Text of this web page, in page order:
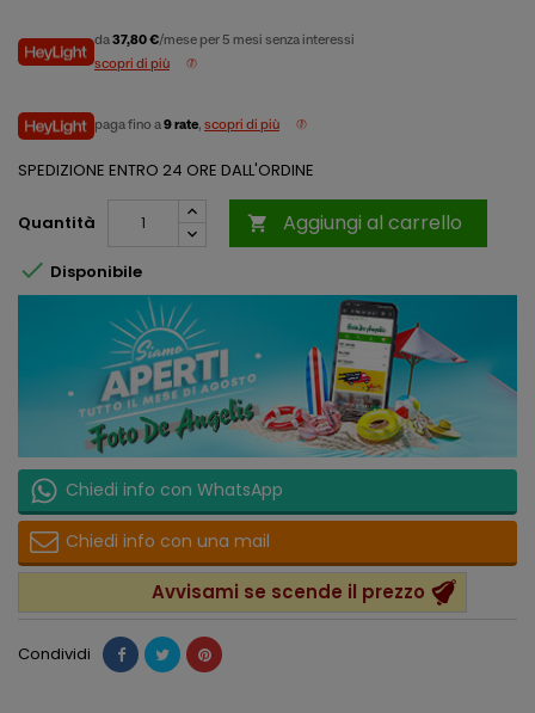
da37,80 €/mese per 5 mesi senza interessi
scopri di più
paga fino a9 rate, scopri di più
SPEDIZIONE ENTRO 24 ORE DALL'ORDINE
Quantità  Aggiungi al carrello
 Disponibile
Chiedi info con WhatsApp
Chiedi info con una mail
Avvisami se scende il prezzo
Condividi